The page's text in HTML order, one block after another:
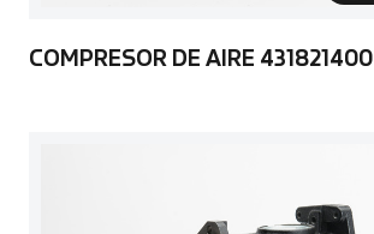
COMPRESOR DE AIRE 431821400